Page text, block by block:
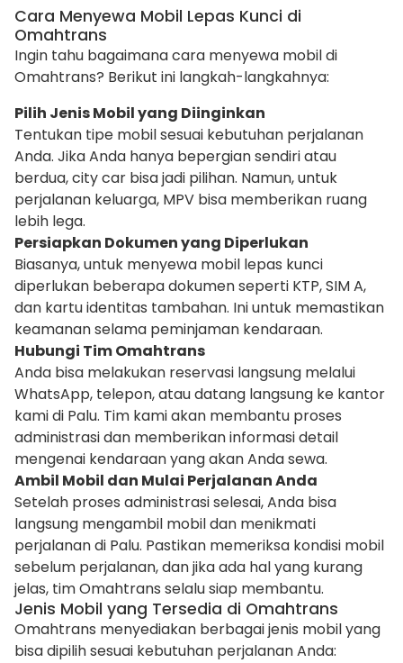
Cara Menyewa Mobil Lepas Kunci di
Omahtrans
Ingin tahu bagaimana cara menyewa mobil di
Omahtrans? Berikut ini langkah-langkahnya:
Pilih Jenis Mobil yang Diinginkan
Tentukan tipe mobil sesuai kebutuhan perjalanan
Anda. Jika Anda hanya bepergian sendiri atau
berdua, city car bisa jadi pilihan. Namun, untuk
perjalanan keluarga, MPV bisa memberikan ruang
lebih lega.
Persiapkan Dokumen yang Diperlukan
Biasanya, untuk menyewa mobil lepas kunci
diperlukan beberapa dokumen seperti KTP, SIM A,
dan kartu identitas tambahan. Ini untuk memastikan
keamanan selama peminjaman kendaraan.
Hubungi Tim Omahtrans
Anda bisa melakukan reservasi langsung melalui
WhatsApp, telepon, atau datang langsung ke kantor
kami di Palu. Tim kami akan membantu proses
administrasi dan memberikan informasi detail
mengenai kendaraan yang akan Anda sewa.
Ambil Mobil dan Mulai Perjalanan Anda
Setelah proses administrasi selesai, Anda bisa
langsung mengambil mobil dan menikmati
perjalanan di Palu. Pastikan memeriksa kondisi mobil
sebelum perjalanan, dan jika ada hal yang kurang
jelas, tim Omahtrans selalu siap membantu.
Jenis Mobil yang Tersedia di Omahtrans
Omahtrans menyediakan berbagai jenis mobil yang
bisa dipilih sesuai kebutuhan perjalanan Anda: